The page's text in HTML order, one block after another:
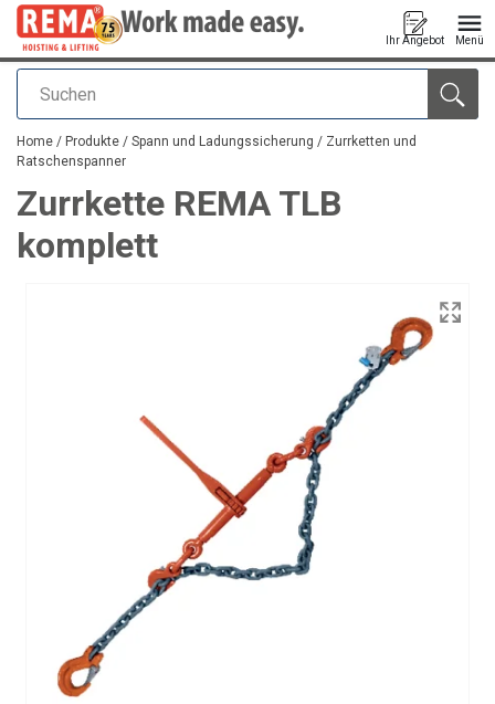
Suchen
Ihr Angebot Menü
Anfragen
Home / Produkte / Spann und Ladungssicherung / Zurrketten und
Ratschenspanner
Zurrkette REMA TLB
komplett